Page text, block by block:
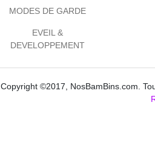
MODES DE GARDE
EVEIL &
DEVELOPPEMENT
Copyright ©2017, NosBamBins.com.